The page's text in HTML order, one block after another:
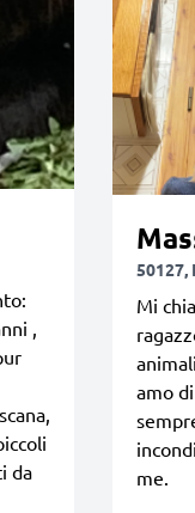
,
da
50127,
Mi
amo
me.